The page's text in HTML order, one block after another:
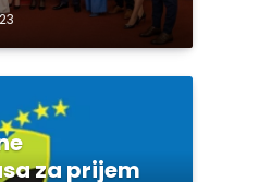
za prijem